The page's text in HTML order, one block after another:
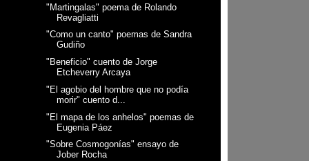
"Martingalas" poema de Rolando
Revagliatti
"Como un canto" poemas de Sandra
Gudiño
"Beneficio" cuento de Jorge
Etcheverry Arcaya
"El agobio del hombre que no podía
morir" cuento d...
"El mapa de los anhelos" poemas de
Eugenia Páez
"Sobre Cosmogonías" ensayo de
Jober Rocha